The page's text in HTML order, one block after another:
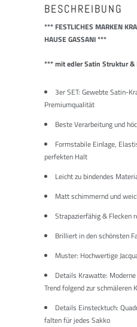
BESCHREIBUNG
*** FESTLICHES MARKEN
HAUSE GASSANI ***
*** mit edler Satin Struktur
3er SET: Gewebte Satin-
Premiumqualität
Beste Verarbeitung und
Formstabile Einlage,
perfekten Halt
Leicht zu bindendes
Matt schimmernd und
Strapazierfähig & Flecken
Brilliert in den schönsten
Muster: Hochwertige
Details Krawatte:
Trend folgend zur schmäleren
Details Einstecktuch:
falten für jedes Sakko